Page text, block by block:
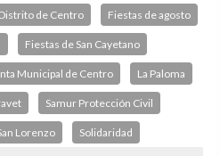
Distrito de Centro Fiestas de agosto
Fiestas de San Cayetano
Municipal de Centro La Paloma
Samur Protección Civil
Lorenzo Solidaridad